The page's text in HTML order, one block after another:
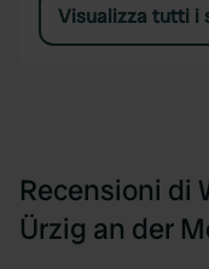
Visualizza tutti i
Recensioni di
Ürzig an der